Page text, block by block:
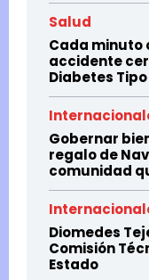
Salud
Cada minuto
accidente
Diabetes Tipo
Gobernar
regalo de
comunidad
Diomedes
Comisión
Estado